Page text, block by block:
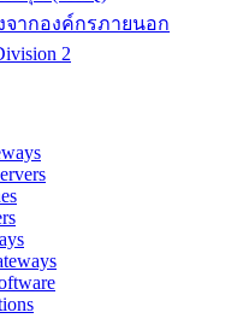
ากองค์กรภายนอก
2